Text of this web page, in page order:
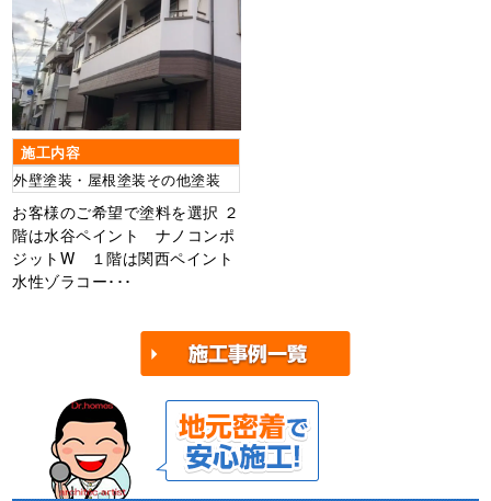
施工内容
外壁塗装・屋根塗装その他塗装
お客様のご希望で塗料を選択 ２
階は水谷ペイント ナノコンポ
ジットW １階は関西ペイント
水性ゾラコー･･･